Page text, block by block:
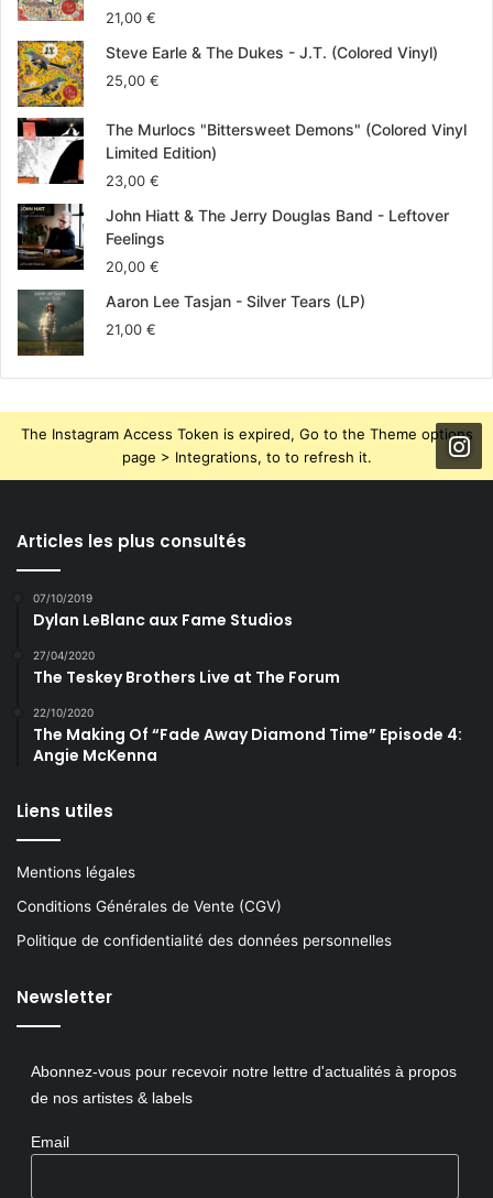
21,00 €
Steve Earle & The Dukes - J.T. (Colored Vinyl)
25,00 €
The Murlocs "Bittersweet Demons" (Colored Vinyl
Limited Edition)
23,00 €
John Hiatt & The Jerry Douglas Band - Leftover
Feelings
20,00 €
Aaron Lee Tasjan - Silver Tears (LP)
21,00 €
The Instagram Access Token is expired, Go to the Theme options
page > Integrations, to to refresh it.
Articles les plus consultés
07/10/2019
Dylan LeBlanc aux Fame Studios
27/04/2020
The Teskey Brothers Live at The Forum
22/10/2020
The Making Of “Fade Away Diamond Time” Episode 4:
Angie McKenna
Liens utiles
Mentions légales
Conditions Générales de Vente (CGV)
Politique de confidentialité des données personnelles
Newsletter
Abonnez-vous pour recevoir notre lettre d'actualités à propos
de nos artistes & labels
Email